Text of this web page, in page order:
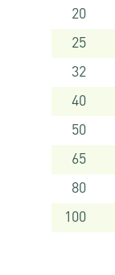
20
25
32
40
50
65
80
100